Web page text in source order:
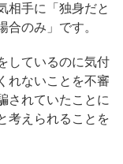
相手に「独身だと
のみ」です。
しているのに気付
れないことを不審
されていたことに
考えられることを